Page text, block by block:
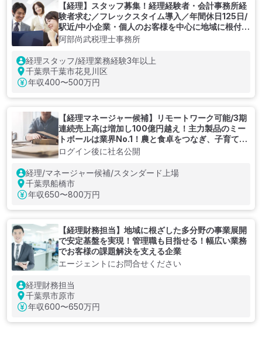
【経理】スタッフ募集！経理経験者・会計事務所経
験者求む／フレックスタイム導入／年間休日125日/
駅近/中小企業・個人のお客様を中心に地域に根付く
税理士事務所の経理代行ポジション
阿部尚武税理士事務所
経理スタッフ/経理業務経験3年以上
千葉県千葉市花見川区
年収400〜500万円
【経理マネージャー候補】リモートワーク可能/3期
連続売上高は増加し100億円越え！主力製品のミー
トボールは業界No.1！農と食卓をつなぎ、子育てを
応援するスタンダード上場企業
ログイン後に社名公開
経理/マネージャー候補/スタンダード上場
千葉県船橋市
年収650〜800万円
【経理財務担当】地域に根ざした多分野の事業展開
で安定基盤を実現！管理職も目指せる！幅広い業務
でお客様の課題解決を支える企業
エージェントにお問合せください
経理財務担当
千葉県市原市
年収600〜650万円